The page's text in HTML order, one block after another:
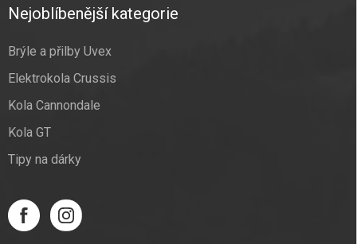
Nejoblíbenější kategorie
Brýle a přilby Uvex
Elektrokola Crussis
Kola Cannondale
Kola GT
Tipy na dárky